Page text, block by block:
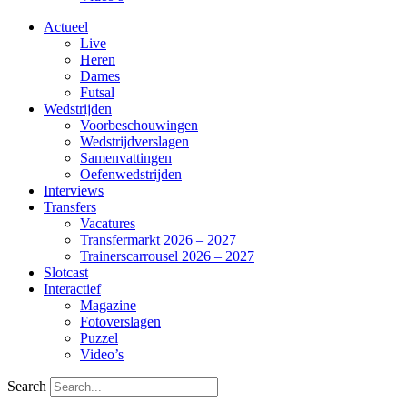
Actueel
Live
Heren
Dames
Futsal
Wedstrijden
Voorbeschouwingen
Wedstrijdverslagen
Samenvattingen
Oefenwedstrijden
Interviews
Transfers
Vacatures
Transfermarkt 2026 – 2027
Trainerscarrousel 2026 – 2027
Slotcast
Interactief
Magazine
Fotoverslagen
Puzzel
Video’s
Search